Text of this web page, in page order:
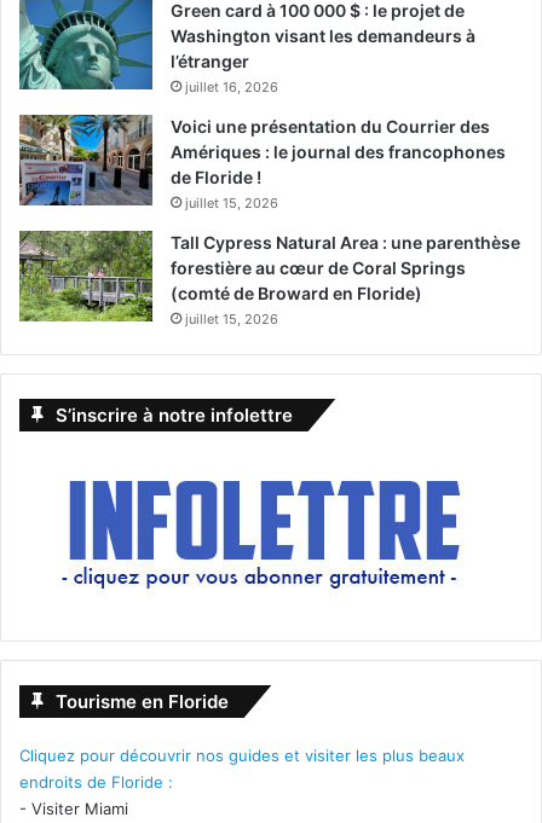
Green card à 100 000 $ : le projet de
Washington visant les demandeurs à
l’étranger
juillet 16, 2026
Voici une présentation du Courrier des
Amériques : le journal des francophones
de Floride !
juillet 15, 2026
Tall Cypress Natural Area : une parenthèse
forestière au cœur de Coral Springs
(comté de Broward en Floride)
juillet 15, 2026
S’inscrire à notre infolettre
Tourisme en Floride
Cliquez pour découvrir nos guides et visiter les plus beaux
endroits de Floride :
- Visiter Miami